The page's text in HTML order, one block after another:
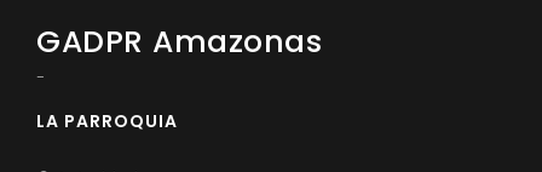
GADPR Amazonas
-
LA PARROQUIA